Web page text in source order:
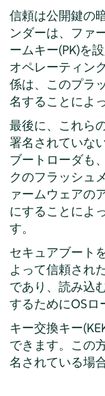
信頼は公開鍵の
ンダーは、ファ
ームキー(PK)を
オペレーティン
係は、このプラ
名することによ
最後に、これら
署名されていな
ブートローダも
クのフラッシュ
ァームウェアの
にすることによ
す。
セキュアブート
よって信頼され
であり、読み込
するためにOSロ
キー交換キー
できます。この
名されている場